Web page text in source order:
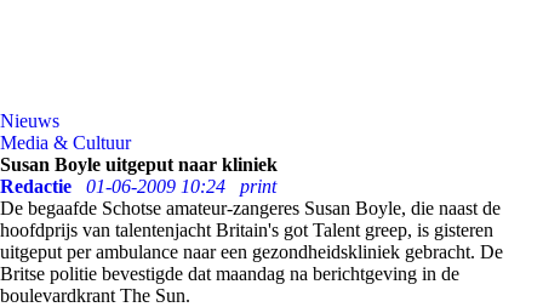
Nieuws
Media & Cultuur
Susan Boyle uitgeput naar kliniek
Redactie
01-06-2009 10:24
print
De begaafde Schotse amateur-zangeres Susan Boyle, die naast de
hoofdprijs van talentenjacht Britain's got Talent greep, is gisteren
uitgeput per ambulance naar een gezondheidskliniek gebracht. De
Britse politie bevestigde dat maandag na berichtgeving in de
boulevardkrant The Sun.